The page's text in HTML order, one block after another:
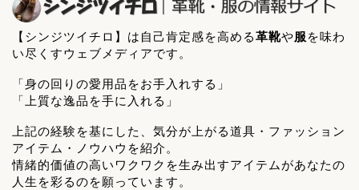
【シンジツイチロ】は自己肯定感を高める革靴や服 を味わ
い尽くすウェブメディアです。
「身の回りの愛用品をお手入れする」
「上質な逸品を手に入れる」
上記の経験を基にした、気分が上がる道具・ファッション
アイテム・ノウハウを紹介。
情緒的価値の高いワクワクを生み出すアイテムがあなたの
人生を彩るのを願っています。